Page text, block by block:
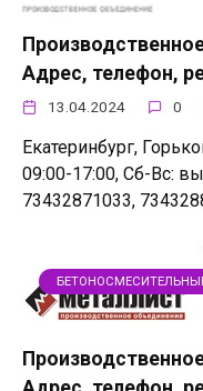
Адрес, телефон,
13.04.2024 0
Екатеринбург,
09:00-17:00, Сб-Вс:
73432871033,